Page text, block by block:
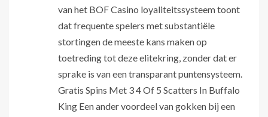
van het BOF Casino loyaliteitssysteem toont
dat frequente spelers met substantiële
stortingen de meeste kans maken op
toetreding tot deze elitekring, zonder dat er
sprake is van een transparant puntensysteem.
Gratis Spins Met 3 4 Of 5 Scatters In Buffalo
King Een ander voordeel van gokken bij een